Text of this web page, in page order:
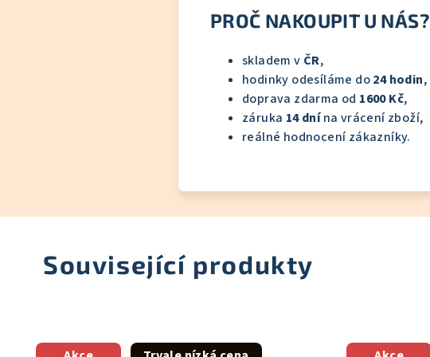
PROČ NAKOUPIT U NÁS?
skladem v ČR,
hodinky odesíláme do24 hodin,
doprava zdarma od 1600 Kč,
záruka 14 dnína vrácení zboží,
reálné hodnocení zákazníky.
Související produkty